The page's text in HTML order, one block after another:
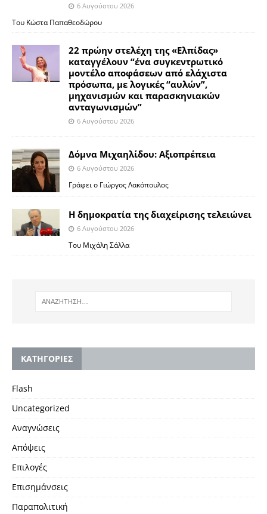
6 Αυγούστου 2026
Του Κώστα Παπαθεοδώρου
22 πρώην στελέχη της «Ελπίδας»
καταγγέλουν “ένα συγκεντρωτικό
μοντέλο αποφάσεων από ελάχιστα
πρόσωπα, με λογικές “αυλών”,
μηχανισμών και παρασκηνιακών
ανταγωνισμών”
6 Αυγούστου 2026
Δόμνα Μιχαηλίδου: Αξιοπρέπεια
6 Αυγούστου 2026
Γράφει ο Γιώργος Λακόπουλος
Η δημοκρατία της διαχείρισης τελειώνει
6 Αυγούστου 2026
Του Μιχάλη Σάλλα
KΑΤΗΓΟΡΙΕΣ
Flash
Uncategorized
Αναγνώσεις
Απόψεις
Επιλογές
Επισημάνσεις
Παραπολιτική